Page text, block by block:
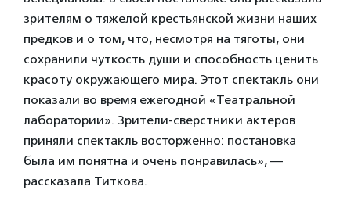
зрителям о тяжелой крестьянской жизни наших
предков и о том, что, несмотря на тяготы, они
сохранили чуткость души и способность ценить
красоту окружающего мира. Этот спектакль они
показали во время ежегодной «Театральной
лаборатории». Зрители-сверстники актеров
приняли спектакль восторженно: постановка
была им понятна и очень понравилась», —
рассказала Титкова.